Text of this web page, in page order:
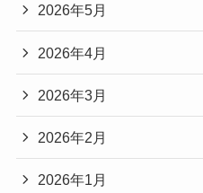
2026年5月
2026年4月
2026年3月
2026年2月
2026年1月